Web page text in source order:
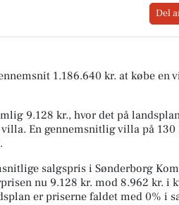
Del
1.186.640 kr. at købe en
9.128 kr., hvor det på
En gennemsnitlig villa på
salgspris i Sønderborg
nu 9.128 kr. mod 8.962 kr. i
er priserne faldet med 0% i